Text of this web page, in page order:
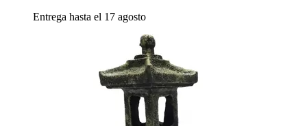
Entrega hasta el 17 agosto